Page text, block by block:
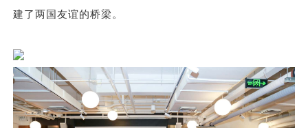
建了两国友谊的桥梁。